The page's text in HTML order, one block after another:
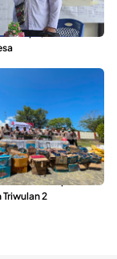
Apresiasi
Rp3,13 Miliar
Utara Musnahkan
Miras Hasil Operasi
2